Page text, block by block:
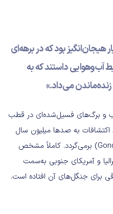
بود که در برهه‌ای
7 قاره شرایط آب‌وهوایی داستند که به
زنده‌ماندن می‌داد.»
و برگ‌های فسیل‌شده‌ای در قطب
به صدها میلیون سال
قبل از وجود ابرقاره گوندوانا (Gondwana) برمی‌گردد. کاملاً مشخص
و آمریکای جنوبی به‌سمت
برای جنگل‌های آن افتاده است.